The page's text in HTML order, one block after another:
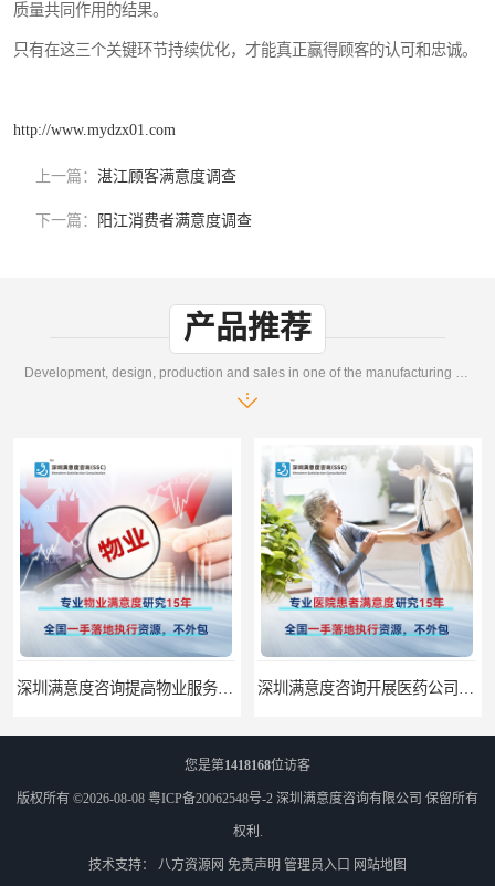
质量共同作用的结果。
只有在这三个关键环节持续优化，才能真正赢得顾客的认可和忠诚。
http://www.mydzx01.com
上一篇： 湛江顾客满意度调查
下一篇： 阳江消费者满意度调查
产品推荐
Development, design, production and sales in one of the manufacturing enterprises
您是第1418168位访客
版权所有 ©2026-08-08 粤ICP备20062548号-2 深圳满意度咨询有限公司 保留所有
权利.
技术支持： 八方资源网 免责声明 管理员入口 网站地图